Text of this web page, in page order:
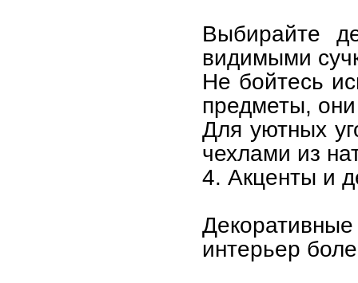
Выбирайте
видимыми
Не бойтесь
предметы,
Для уютных
чехлами из
4. Акценты и
интерьер